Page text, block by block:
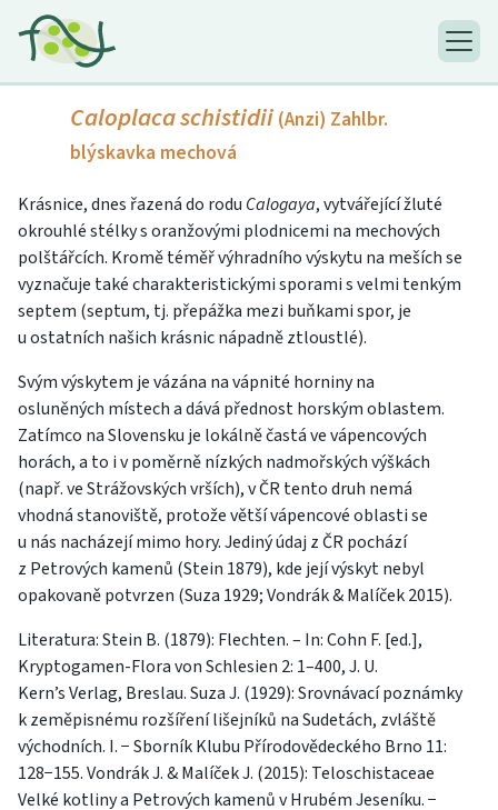
Caloplaca schistidii (Anzi) Zahlbr.
blýskavka mechová
Krásnice, dnes řazená do rodu Calogaya, vytvářející žluté
okrouhlé stélky s oranžovými plodnicemi na mechových
polštářcích. Kromě téměř výhradního výskytu na meších se
vyznačuje také charakteristickými sporami s velmi tenkým
septem (septum, tj. přepážka mezi buňkami spor, je
u ostatních našich krásnic nápadně ztloustlé).
Svým výskytem je vázána na vápnité horniny na
osluněných místech a dává přednost horským oblastem.
Zatímco na Slovensku je lokálně častá ve vápencových
horách, a to i v poměrně nízkých nadmořských výškách
(např. ve Strážovských vrších), v ČR tento druh nemá
vhodná stanoviště, protože větší vápencové oblasti se
u nás nacházejí mimo hory. Jediný údaj z ČR pochází
z Petrových kamenů (Stein 1879), kde její výskyt nebyl
opakovaně potvrzen (Suza 1929; Vondrák & Malíček 2015).
Literatura: Stein B. (1879): Flechten. – In: Cohn F. [ed.],
Kryptogamen-Flora von Schlesien 2: 1–400, J. U.
Kern’s Verlag, Breslau. Suza J. (1929): Srovnávací poznámky
k zeměpisnému rozšíření lišejníků na Sudetách, zvláště
východních. I. − Sborník Klubu Přírodovědeckého Brno 11:
128−155. Vondrák J. & Malíček J. (2015): Teloschistaceae
Velké kotliny a Petrových kamenů v Hrubém Jeseníku. −